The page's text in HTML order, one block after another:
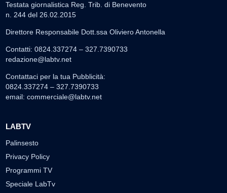
Testata giornalistica Reg. Trib. di Benevento
n. 244 del 26.02.2015
Direttore Responsabile Dott.ssa Oliviero Antonella
Contatti: 0824.337274 – 327.7390733
redazione@labtv.net
Contattaci per la tua Pubblicità:
0824.337274 – 327.7390733
email: commerciale@labtv.net
LABTV
Palinsesto
Privacy Policy
Programmi TV
Speciale LabTv